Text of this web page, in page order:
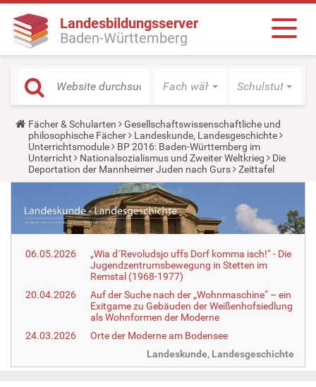
Landesbildungsserver
Baden-Württemberg
Fach wählen Schulstufe
Y
o
u
a
r
e
r
e
:
Fächer & Schularten
Gesellschaftswissenschaftliche und
philosophische Fächer
Landeskunde, Landesgeschichte
Unterrichtsmodule
BP 2016: Baden-Württemberg im
Unterricht
Nationalsozialismus und Zweiter Weltkrieg
Die
Deportation der Mannheimer Juden nach Gurs
Zeittafel
06.05.2026
„Wia d´Revoludsjo uffs Dorf komma isch!“ - Die
Jugendzentrumsbewegung in Stetten im
Remstal (1968-1977)
20.04.2026
Auf der Suche nach der „Wohnmaschine“ – ein
Exitgame zu Gebäuden der Weißenhofsiedlung
als Wohnformen der Moderne
24.03.2026
Orte der Moderne am Bodensee
Landeskunde, Landesgeschichte